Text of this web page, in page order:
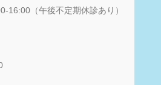
16:00（午後不定期休診あり）